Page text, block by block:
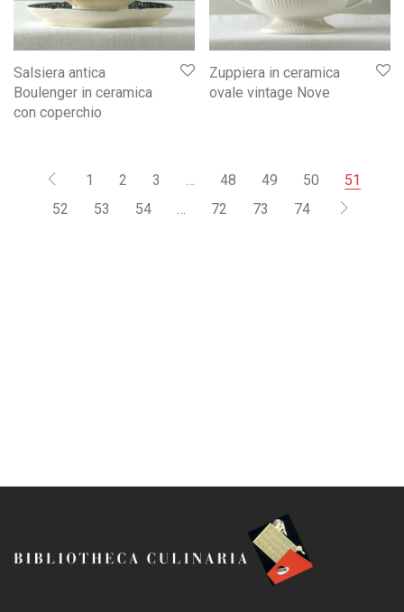
Salsiera antica
Boulenger in ceramica
con coperchio
Zuppiera in ceramica
ovale vintage Nove
1 2 3 … 48 49 50
51
52
53 54 … 72 73 74